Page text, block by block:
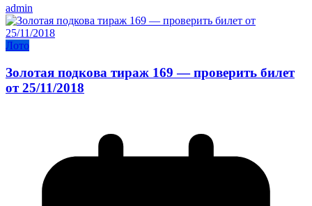
admin
Лото
Золотая подкова тираж 169 — проверить билет
от 25/11/2018